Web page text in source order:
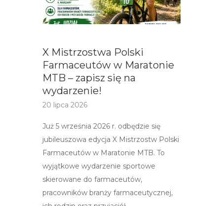
X Mistrzostwa Polski
Farmaceutów w Maratonie
MTB – zapisz się na
wydarzenie!
20 lipca 2026
Już 5 września 2026 r. odbędzie się
jubileuszowa edycja X Mistrzostw Polski
Farmaceutów w Maratonie MTB. To
wyjątkowe wydarzenie sportowe
skierowane do farmaceutów,
pracowników branży farmaceutycznej,